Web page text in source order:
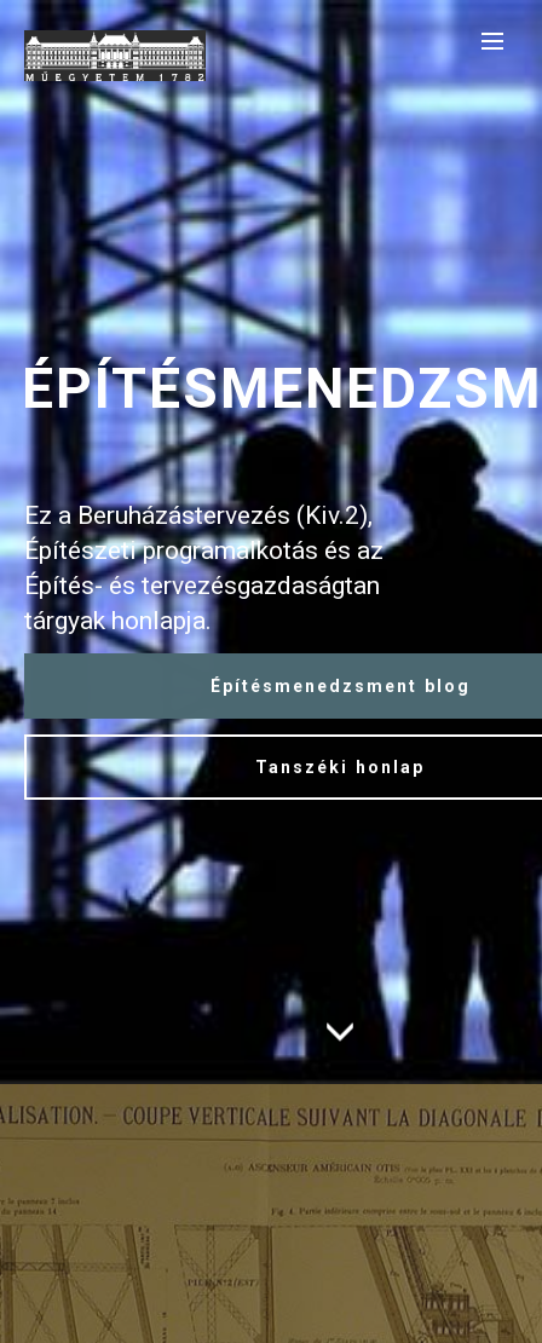
Ez a Beruházástervezés (Kiv.2),
Építészeti programalkotás és az
Építés- és tervezésgazdaságtan
tárgyak honlapja.
Építésmenedzsment blog
Tanszéki honlap